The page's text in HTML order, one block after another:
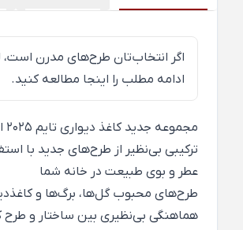
ادامه مطلب را اینجا مطالعه کنید.
مجموعه جدید کاغذ دیواری تایم 2025 از کشور بلژیک
ترکیبی بی‌نظیر از طرح‌های جدید با استفاده از
عطر و بوی طبیعت در خانه شما
طرح‌های محبوب گل‌ها، برگ‌ها و
هماهنگی بی‌نظیری بین ساختار و طرح